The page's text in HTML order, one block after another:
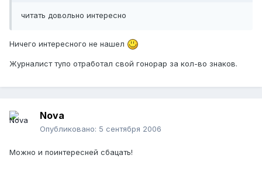
читать довольно интересно
Ничего интересного не нашел
Журналист тупо отработал свой гонорар за кол-во знаков.
Nova
Опубликовано: 5 сентября 2006
Можно и поинтересней сбацать!